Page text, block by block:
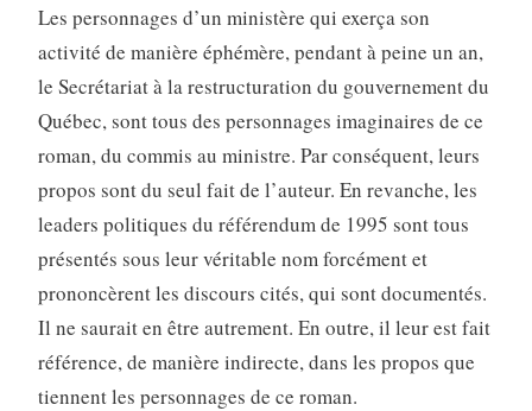
Les personnages d’un ministère qui exerça son
activité de manière éphémère, pendant à peine un an,
le Secrétariat à la restructuration du gouvernement du
Québec, sont tous des personnages imaginaires de ce
roman, du commis au ministre. Par conséquent, leurs
propos sont du seul fait de l’auteur. En revanche, les
leaders politiques du référendum de 1995 sont tous
présentés sous leur véritable nom forcément et
prononcèrent les discours cités, qui sont documentés.
Il ne saurait en être autrement. En outre, il leur est fait
référence, de manière indirecte, dans les propos que
tiennent les personnages de ce roman.